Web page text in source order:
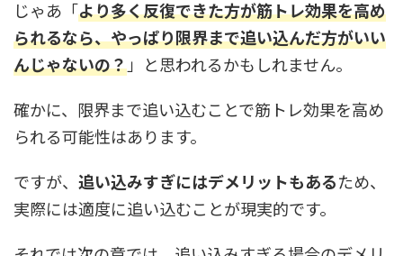
じゃあ「より多く反復できた方が筋トレ効果を高め
られるなら、やっぱり限界まで追い込んだ方がいい
んじゃないの？」と思われるかもしれません。
確かに、限界まで追い込むことで筋トレ効果を高め
られる可能性はあります。
ですが、 追い込みすぎにはデメリットもあるため、
実際には適度に追い込むことが現実的です。